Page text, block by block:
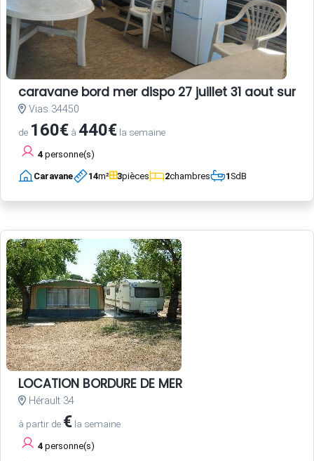
caravane bord mer dispo 27 juillet 31 aout sur
Vias 34450
de 160€ à 440€ la semaine
4 personne(s)
Caravane 14m² 3pièces 2chambres 1SdB
LOCATION BORDURE DE MER
Hérault 34
à partir de € la semaine
4 personne(s)